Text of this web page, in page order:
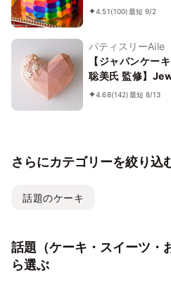
4.51(100)最短 9/2
パティスリーAile
【ジャパンケー
聡美氏 監修】
～Coral pink～
4.68(142)最短 8/13
さらにカテゴリーを絞り込
話題のケーキ
話題（ケーキ・スイーツ・
ら選ぶ